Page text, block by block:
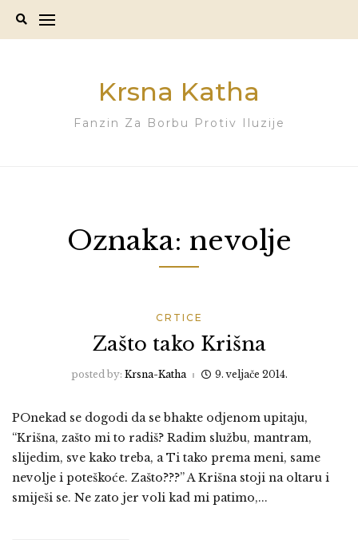
Krsna Katha
Fanzin Za Borbu Protiv Iluzije
Oznaka: nevolje
CRTICE
Zašto tako Krišna
posted by: Krsna-Katha 9. veljače 2014.
POnekad se dogodi da se bhakte odjenom upitaju,
“Krišna, zašto mi to radiš? Radim službu, mantram,
slijedim, sve kako treba, a Ti tako prema meni, same
nevolje i poteškoće. Zašto???” A Krišna stoji na oltaru i
smiješi se. Ne zato jer voli kad mi patimo,...